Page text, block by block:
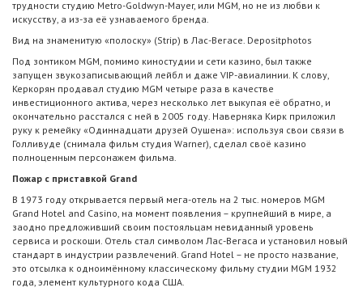
трудности студию Metro-Goldwyn-Mayer, или MGM, но не из любви к
искусству, а из-за её узнаваемого бренда.
Вид на знаменитую «полоску» (Strip) в Лас-Вегасе. Depositphotos
Под зонтиком MGM, помимо киностудии и сети казино, был также
запущен звукозаписывающий лейбл и даже VIP-авиалинии. К слову,
Керкорян продавал студию MGM четыре раза в качестве
инвестиционного актива, через несколько лет выкупая её обратно, и
окончательно расстался с ней в 2005 году. Наверняка Кирк приложил
руку к ремейку «Одиннадцати друзей Оушена»: используя свои связи в
Голливуде (снимала фильм студия Warner), сделал своё казино
полноценным персонажем фильма.
Пожар с приставкой Grand
В 1973 году открывается первый мега-отель на 2 тыс. номеров MGM
Grand Hotel and Casino, на момент появления – крупнейший в мире, а
заодно предложивший своим постояльцам невиданный уровень
сервиса и роскоши. Отель стал символом Лас-Вегаса и установил новый
стандарт в индустрии развлечений. Grand Hotel – не просто название,
это отсылка к одноимённому классическому фильму студии MGM 1932
года, элемент культурного кода США.